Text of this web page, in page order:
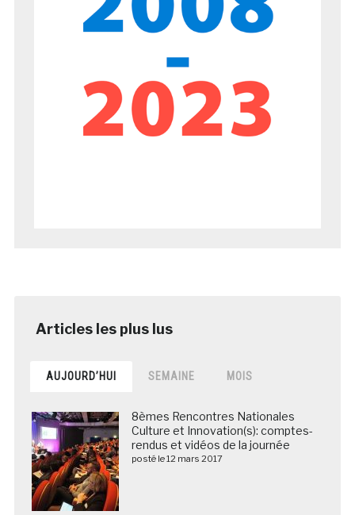
AUJOURD’HUI SEMAINE MOIS
8èmes Rencontres Nationales
Culture et Innovation(s): comptes-
rendus et vidéos de la journée
posté le 12 mars 2017